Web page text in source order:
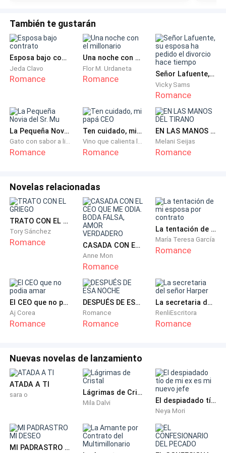
jugosos. Era una eminencia en números y cálculo,
además de exponer con fuerza y claridad cada
propuesta.
A pesar de que todos me admiraban, Marcus siempre
La pesadilla empeoró al primer año de matrimonio. El
abuelo le exigía un heredero. Marcus llegaba a mi
habitación, me tocaba sin permitirme tocarlo, sin
besarme. Cumplía su deber como una obligación... y
Yo me quedaba llorando.
Después de meses de intentos, no pude quedar
embarazada. Eso al menos habría sido un consuelo:
tener un hijo del amor de mi vida. Pero no lo logré.
Una noche, Marcus llegó enojado luego de hablar con
su abuelo. Me tomó de los brazos con fuerza. Sus
ojos irradiaban odio.
—¿¡Qué le dijiste al abuelo!? ¡Ahora no quiere
—Solo te quité la obligación de estar conmigo a la
fuerza, Marcus. Lo he intentado todo. Pero sé que
solo sientes odio por mí. No importa lo que haga…
—Por supuesto que no. Solo me das asco. Cada vez
que tenía que tocarte debía tomarme una pastilla. No
También te gustarán
Esposa bajo contrato
Jeda Clavo
Romance
Una noche con el millonario
Flor M. Urdaneta
Romance Señor Lafuente, su esposa ha pedido el divorcio hace tiempo
Vicky Sams
Romance
La Pequeña Novia del Sr. Mu
Gato con sabor a limón
Romance
Ten cuidado, mi papá CEO
Vino que calienta las flores
Romance
EN LAS MANOS DEL TIRANO
Melani Seijas
Romance
Novelas relacionadas
TRATO CON EL GRIEGO
Tory Sánchez
Romance CASADA CON EL CEO QUE ME ODIA. BODA FALSA, AMOR VERDADERO
Anne Mon
Romance
La tentación de mi esposa por contrato
María Teresa García
Romance
El CEO que no podia amar
Aj Corea
Romance
DESPUÉS DE ESA NOCHE
Romance
Romance
La secretaria del señor Harper
RenliEscritora
Romance
Nuevas novelas de lanzamiento
ATADA A TI
sara o Lágrimas de Cristal
Mila Dalvi El despiadado tío de mi ex es mi nuevo jefe
Neya Mori
MI PADRASTRO MI DESEO